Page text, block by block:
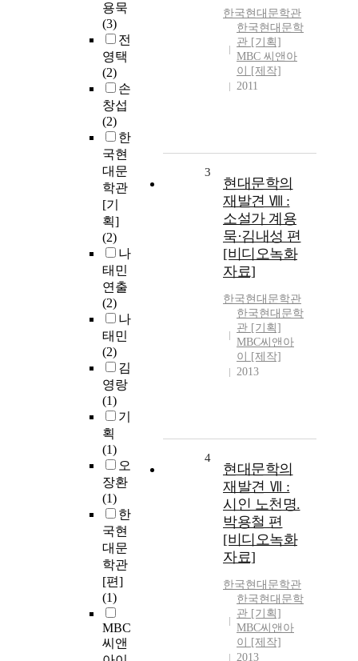
용묵
(3)
전
영택
(2)
손
창섭
(2)
한
국현
대문
학관
[기
획]
(2)
나
태민
연출
(2)
나
태민
(2)
김
영랑
(1)
기
획
(1)
오
장환
(1)
한
국현
대문
학관
[편]
(1)
MBC
씨앤
한국현대문학관
한국현대문학
관 [기획]
MBC 씨앤아
이 [제작]
2011
3
현대문학의
재발견 Ⅷ :
소설가 계용
묵·김내성 편
[비디오녹화
자료]
한국현대문학관
한국현대문학
관 [기획]
MBC씨앤아
이 [제작]
2013
4
현대문학의
재발견 Ⅶ :
시인 노천명.
박용철 편
[비디오녹화
자료]
한국현대문학관
한국현대문학
관 [기획]
MBC씨앤아
이 [제작]
2013